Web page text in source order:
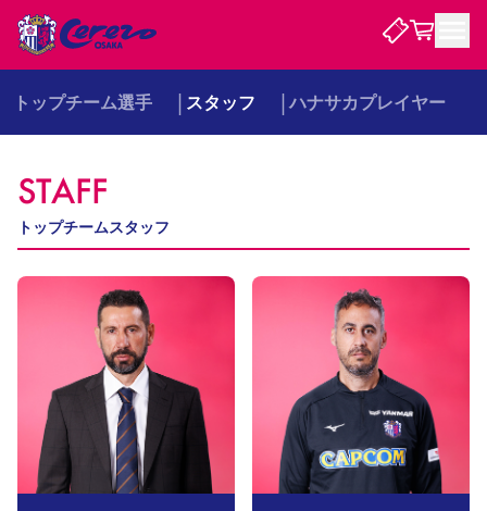
試合・チーム
試合について
試合日程 / 結果 順位表
選手・スタッフ スケジュール アクセス レディース
アカデミー ハナサカプレーヤー
観戦する
チケット
チケット情報 販売スケジュール
購入方法
シーズンシート 法人シーズンシート 福祉サービス 団体チケット
特定興行入場券 譲渡サービス
観戦ガイド
初めて観戦ガイド キッズ向けサービス グルメ
マッチデープログラム
観戦マナー&ルール
ビジターサポーター観戦ガイド 公式アプリ
スタジアム
クラブを知る
セレッソ大阪について
クラブ紹介 沿革 シーズン記録
サポートする
パートナー企業募集中 セレッソ大阪VISAカード サポートスタッフ
セレッソアイデアちょうだいな
応援商店街
Lise（ライセンスビジネス）
ファンクラブ
ファンクラブ
SAKURA SOCIO SAKURA POINT Program 招待券引換方法 先行入場
まいセレチケット
会員規定 婚姻届・出生届・命名書
ニュース
ニュース
レディース
トップチーム選手 スタッフ ハナサカプレイヤー
STAFF
トップチームスタッフ